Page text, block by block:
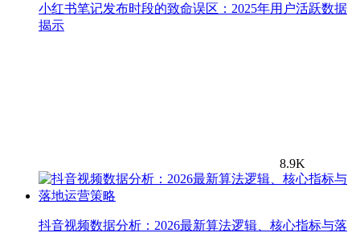
小红书笔记发布时段的致命误区：2025年用户活跃数据
揭示
8.9K
抖音视频数据分析：2026最新算法逻辑、核心指标与落